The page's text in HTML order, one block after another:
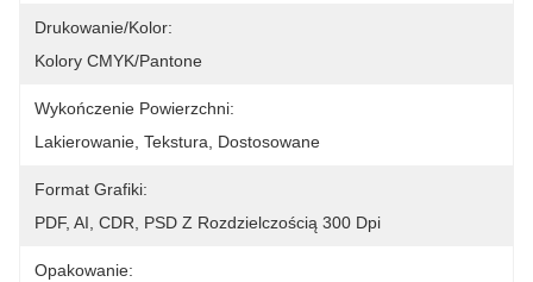
Drukowanie/kolor:
Kolory CMYK/Pantone
Wykończenie Powierzchni:
Lakierowanie, Tekstura, Dostosowane
Format Grafiki:
PDF, AI, CDR, PSD Z Rozdzielczością 300 Dpi
Opakowanie: